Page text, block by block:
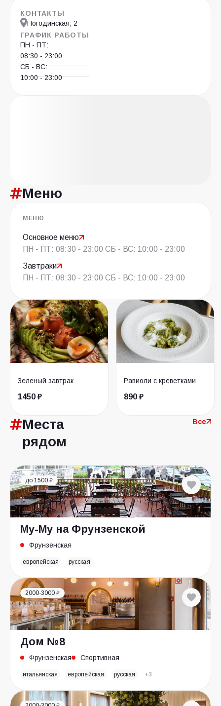
КОНТАКТЫ
Погодинская, 2
ГРАФИК РАБОТЫ
ПН - ПТ:
08:30 - 23:00
СБ - ВС:
10:00 - 23:00
Меню
МЕНЮ
Основное меню
ПН - ПТ: 08:30 - 23:00 СБ - ВС: 10:00 - 23:00
Завтраки
ПН - ПТ: 08:30 - 23:00 СБ - ВС: 10:00 - 23:00
Зеленый завтрак
1450 ₽
Равиоли с креветками
890 ₽
Места
рядом
Все
до 1500 ₽
Му-Му на Фрунзенской
Фрунзенская
европейская русская
2000-3000 ₽
Дом №8
Фрунзенская Спортивная
итальянская европейская русская +3